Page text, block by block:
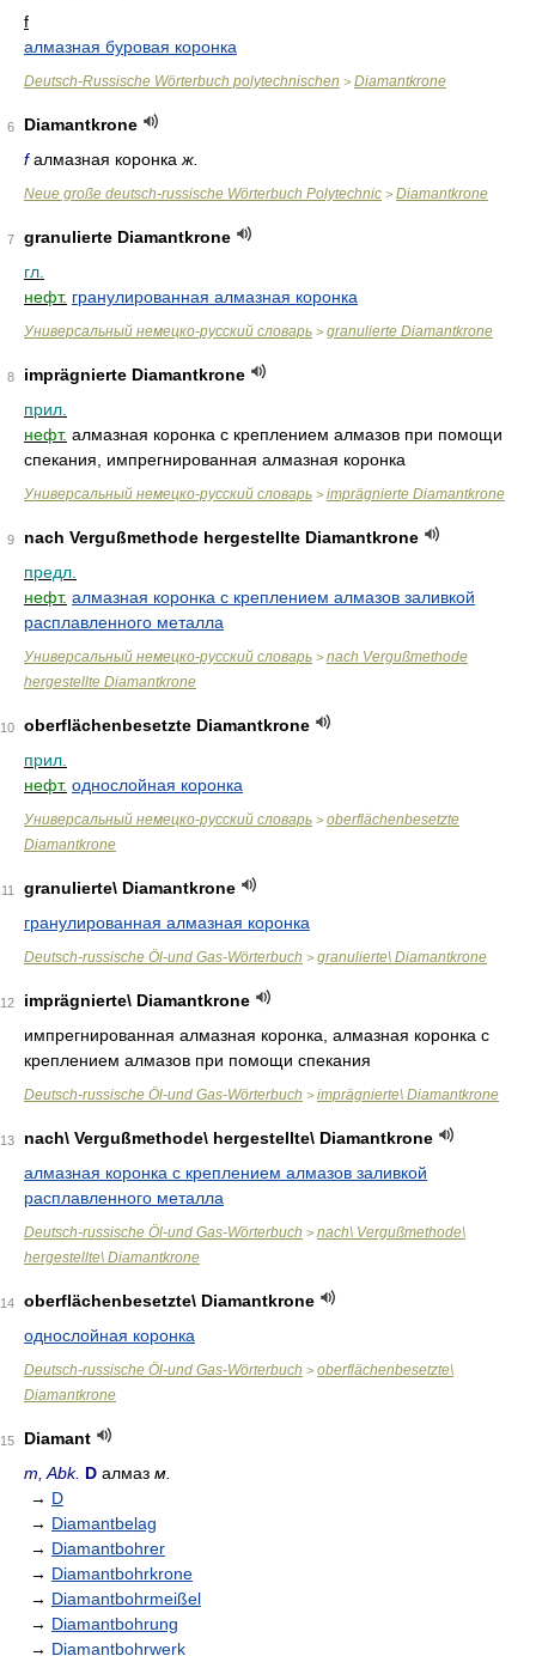
f
алмазная буровая коронка
Deutsch-Russische Wörterbuch polytechnischen > Diamantkrone
6
Diamantkrone
fалмазная коронка ж.
Neue große deutsch-russische Wörterbuch Polytechnic > Diamantkrone
7
granulierte Diamantkrone
гл.
нефт. гранулированная алмазная коронка
Универсальный немецко-русский словарь > granulierte Diamantkrone
8
imprägnierte Diamantkrone
прил.
нефт. алмазная коронка с креплением алмазов при помощи
спекания, импрегнированная алмазная коронка
Универсальный немецко-русский словарь > imprägnierte Diamantkrone
9
nach Vergußmethode hergestellte Diamantkrone
предл.
нефт. алмазная коронка с креплением алмазов заливкой
расплавленного металла
Универсальный немецко-русский словарь > nach Vergußmethode
hergestellte Diamantkrone
10
oberflächenbesetzte Diamantkrone
прил.
нефт. однослойная коронка
Универсальный немецко-русский словарь > oberflächenbesetzte
Diamantkrone
11
granulierte\ Diamantkrone
гранулированная алмазная коронка
Deutsch-russische Öl-und Gas-Wörterbuch > granulierte\ Diamantkrone
12
imprägnierte\ Diamantkrone
импрегнированная алмазная коронка, алмазная коронка с
креплением алмазов при помощи спекания
Deutsch-russische Öl-und Gas-Wörterbuch > imprägnierte\ Diamantkrone
13
nach\ Vergußmethode\ hergestellte\ Diamantkrone
алмазная коронка с креплением алмазов заливкой
расплавленного металла
Deutsch-russische Öl-und Gas-Wörterbuch > nach\ Vergußmethode\
hergestellte\ Diamantkrone
14
oberflächenbesetzte\ Diamantkrone
однослойная коронка
Deutsch-russische Öl-und Gas-Wörterbuch > oberflächenbesetzte\
Diamantkrone
15
Diamant
m, Abk. D алмаз м.
→ D
→ Diamantbelag
→ Diamantbohrer
→ Diamantbohrkrone
→ Diamantbohrmeißel
→ Diamantbohrung
→ Diamantbohrwerk